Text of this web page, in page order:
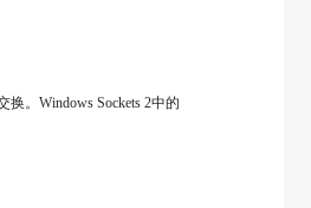
。Windows Sockets 2中的